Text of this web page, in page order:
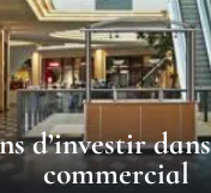
d’investir
commercial